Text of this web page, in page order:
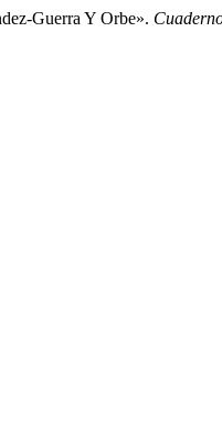
Guerra Y Orbe».